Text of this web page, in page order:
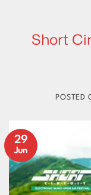
Short
POSTED
29
Jun